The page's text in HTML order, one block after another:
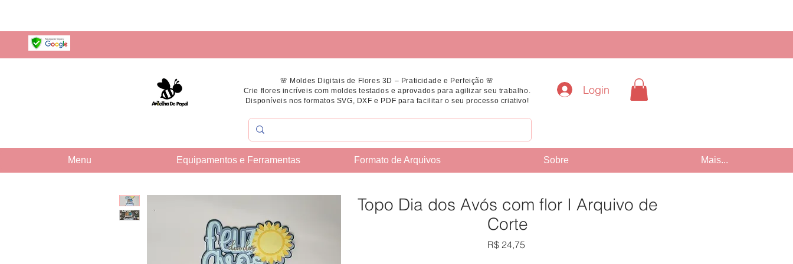
🌸 Moldes Digitais de Flores 3D – Praticidade e Perfeição 🌸
Crie flores incríveis com moldes testados e aprovados para agilizar seu trabalho.
Disponíveis nos formatos SVG, DXF e PDF para facilitar o seu processo criativo!
Login
Menu Equipamentos e Ferramentas Formato de Arquivos Sobre Mais...
Topo Dia dos Avós com flor I Arquivo de
Corte
R$ 24,75Preço